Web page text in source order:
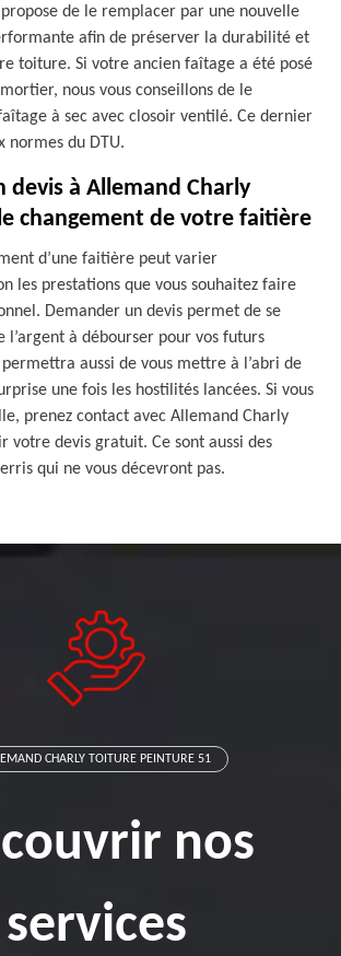
de le remplacer par une nouvelle
afin de préserver la durabilité et
toiture. Si votre ancien faîtage a été posé
nous vous conseillons de le
à sec avec closoir ventilé. Ce dernier
normes du DTU.
devis à Allemand Charly
changement de votre faitière
d’une faitière peut varier
les prestations que vous souhaitez faire
Demander un devis permet de se
l’argent à débourser pour vos futurs
aussi de vous mettre à l’abri de
une fois les hostilités lancées. Si vous
prenez contact avec Allemand Charly
votre devis gratuit. Ce sont aussi des
qui ne vous décevront pas.
CHARLY TOITURE PEINTURE 51
nos
services